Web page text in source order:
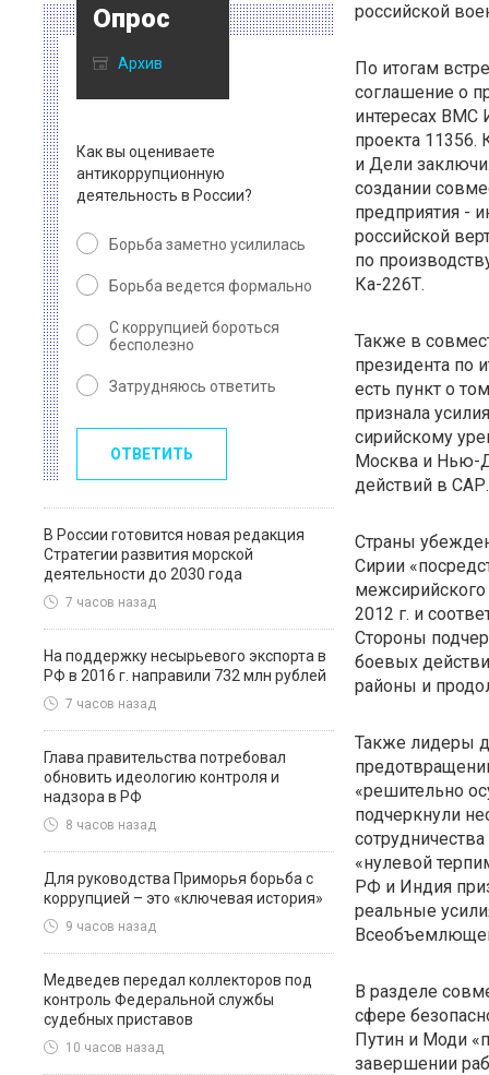
Опрос
Архив
Как вы оцениваете
антикоррупционную
деятельность в России?
Борьба заметно усилилась
Борьба ведется формально
С коррупцией бороться
бесполезно
Затрудняюсь ответить
ОТВЕТИТЬ
В России готовится новая редакция
Стратегии развития морской
деятельности до 2030 года
7 часов назад
На поддержку несырьевого экспорта в
РФ в 2016 г. направили 732 млн рублей
7 часов назад
Глава правительства потребовал
обновить идеологию контроля и
надзора в РФ
8 часов назад
Для руководства Приморья борьба с
коррупцией – это «ключевая история»
9 часов назад
Медведев передал коллекторов под
контроль Федеральной службы
судебных приставов
10 часов назад
российской
По итогам
соглашение о
интересах ВМС
проекта 11356.
и Дели
создании
предприятия -
российской
по
Ка-226Т.
Также в
президента по
есть пункт о
признала
сирийскому
Москва и Нью-
действий в
Страны
Сирии
2012 г. и
Стороны
боевых
районы и
Также лидеры
«решительно
подчеркнули
«нулевой
РФ и Индия
реальные
В разделе
сфере
Путин и Моди
завершении